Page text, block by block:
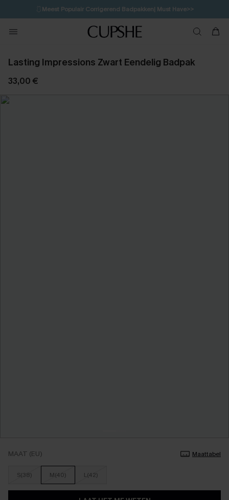
🩱Meest Populair Corrigerend Badpakken| Must Have>>
💌Abonneer je & ontvang tot 15% korting>>
Koop 3, krijg 15% korting | CODE: SW15
Lasting Impressions Zwart Eendelig Badpak
33,00 €
MAAT (EU) Maattabel
S(38) M(40) L(42)